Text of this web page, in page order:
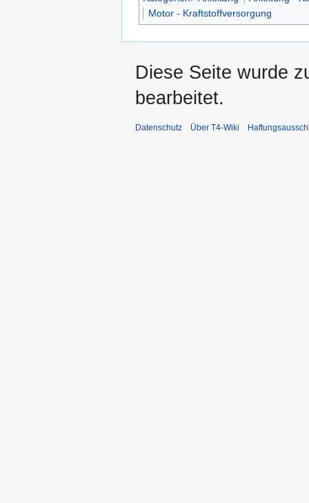
Motor - Kraftstoffversorgung
Diese Seite wurde
bearbeitet.
Datenschutz Über T4-Wiki